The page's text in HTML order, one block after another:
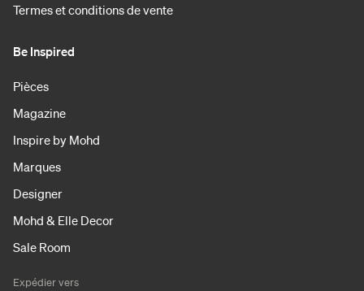
Termes et conditions de vente
Be Inspired
Pièces
Magazine
Inspire by Mohd
Marques
Designer
Mohd & Elle Decor
Sale Room
Expédier vers